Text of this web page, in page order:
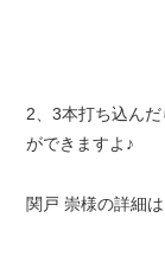
2、3本打ち込ん
ができますよ♪
関戸 崇様の詳細